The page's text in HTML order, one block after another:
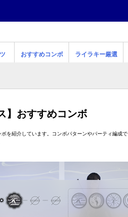
おすすめコンボ ライラキー厳選
】おすすめコンボ
ボを紹介しています。コンボパターンやパーティ編成で